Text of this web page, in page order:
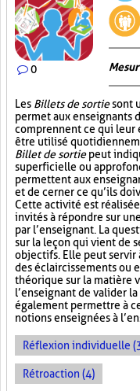
0
Les Billets de sortiesont
permet aux enseignants
comprennent ce qui leur
être utilisé
Billet de sortiepeut
superficielle ou
permettent aux
et de cerner ce qu’ils
Cette activité est
invités à répondre sur
par l’enseignant. La
sur la leçon qui vient de
objectifs. Elle peut servir
des éclaircissements ou
théorique sur la matière
l’enseignant de valider
également permettre à
notions enseignées à
Réflexion individuelle
Rétroaction (4)